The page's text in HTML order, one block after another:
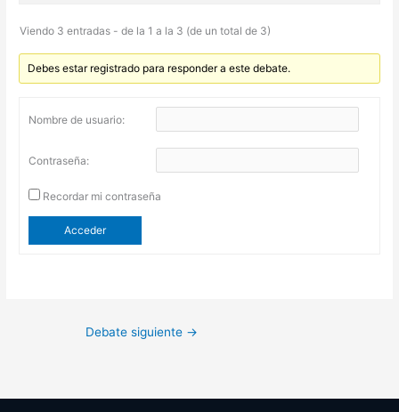
Viendo 3 entradas - de la 1 a la 3 (de un total de 3)
Debes estar registrado para responder a este debate.
Nombre de usuario:
Contraseña:
Recordar mi contraseña
Acceder
Debate siguiente →